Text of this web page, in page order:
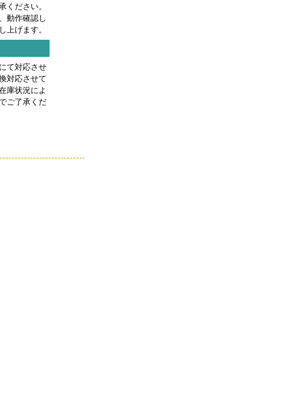
ください。
動作確認し
上げます。
て対応させ
対応させて
庫状況によ
ご了承くだ